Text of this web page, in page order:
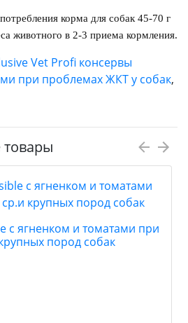
корма для собак 45-70 г
животного в 2-3 приема кормления.
Vet Profi консервы
при проблемах ЖКТ у собак,
с ягненком и томатами при
пород собак